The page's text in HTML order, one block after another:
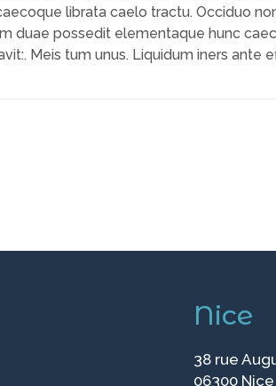
librata caelo tractu. Occiduo
duae possedit elementaque hunc
Meis tum unus. Liquidum iners ante
Nice
38 rue
06300 Nice